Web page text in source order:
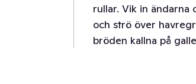
rullar. Vik in ändarna
och strö över
bröden kallna på